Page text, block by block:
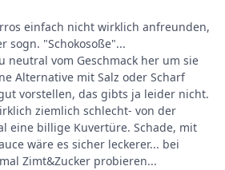
einfach nicht wirklich anfreunden,
sogn. "Schokosoße"...
neutral vom Geschmack her um sie
Alternative mit Salz oder Scharf
vorstellen, das gibts ja leider nicht.
ziemlich schlecht- von der
eine billige Kuvertüre. Schade, mit
wäre es sicher leckerer... bei
Zimt&Zucker probieren...